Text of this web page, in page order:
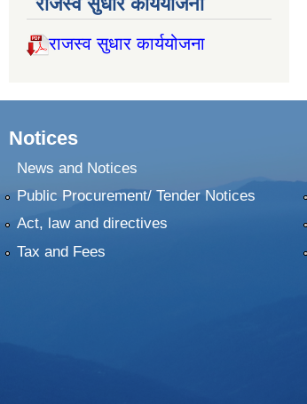
राजस्व सुधार कार्ययोजना
Notices
News and Notices
Public Procurement/ Tender Notices
Act, law and directives
Tax and Fees